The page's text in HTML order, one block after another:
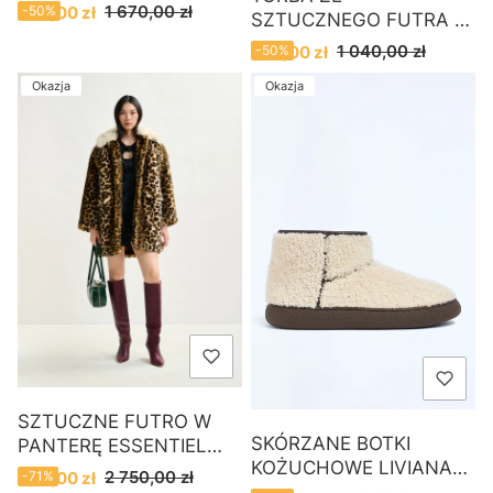
Cena promocyjna
840,00 zł 1 670,00 zł
-50%
SZTUCZNEGO FUTRA W
PANTERĘ ESSENTIEL
ANTWERP
Cena promocyjna
520,00 zł 1 040,00 zł
-50%
Okazja
SZTUCZNE FUTRO W
PANTERĘ ESSENTIEL
ANTWERP
Cena promocyjna
800,00 zł 2 750,00 zł
-71%
Okazja
SKÓRZANE BOTKI
KOŻUCHOWE LIVIANA